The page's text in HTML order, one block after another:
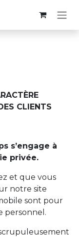
CLIENTS
s’engage à
privée.
et que vous
notre site
sont pour
personnel.